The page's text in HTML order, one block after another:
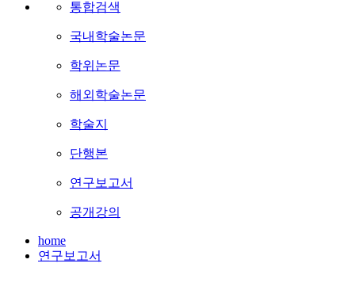
통합검색
국내학술논문
학위논문
해외학술논문
학술지
단행본
연구보고서
공개강의
home
연구보고서